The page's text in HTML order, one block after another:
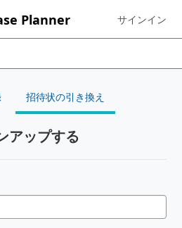
Planner Sign in to
サインイン
招待状の引き換え
アップする